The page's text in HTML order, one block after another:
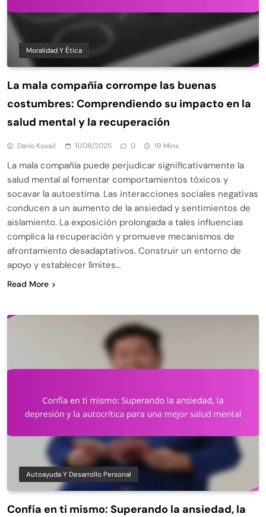
Moralidad Y Ética
La mala compañía corrompe las buenas
costumbres: Comprendiendo su impacto en la
salud mental y la recuperación
Dario Kovač 11/08/2025 0 19 Mins
La mala compañía puede perjudicar significativamente la
salud mental al fomentar comportamientos tóxicos y
socavar la autoestima. Las interacciones sociales negativas
conducen a un aumento de la ansiedad y sentimientos de
aislamiento. La exposición prolongada a tales influencias
complica la recuperación y promueve mecanismos de
afrontamiento desadaptativos. Construir un entorno de
apoyo y establecer límites…
Read More
Autoayuda Y Desarrollo Personal
Confía en ti mismo: Superando la ansiedad, la